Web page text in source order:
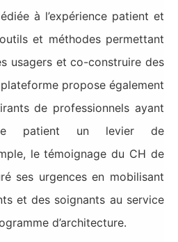
à l’expérience patient et
et méthodes permettant
usagers et co-construire des
propose également
de professionnels ayant
patient un levier de
le témoignage du CH de
ses urgences en mobilisant
et des soignants au service
d’architecture.